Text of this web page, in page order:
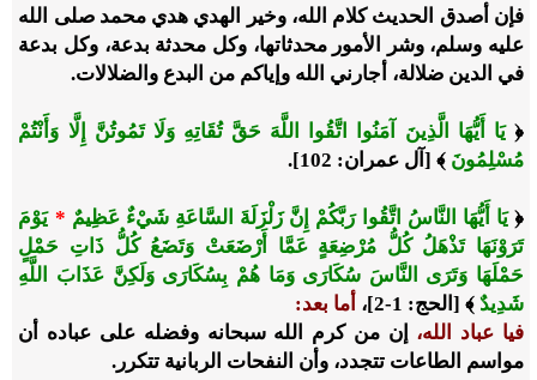
فإن أصدق الحديث كلام الله، وخير الهدي هدي محمد صلى الله
عليه وسلم، وشر الأمور محدثاتها، وكل محدثة بدعة، وكل بدعة
في الدين ضلالة، أجارني الله وإياكم من البدع والضلالات.
﴿يَا أَيُّهَا الَّذِينَ آمَنُوا اتَّقُوا اللَّهَ حَقَّ تُقَاتِهِ وَلَا تَمُوتُنَّ إِلَّا وَأَنْتُمْ
مُسْلِمُونَ ﴾ [آل عمران: 102].
﴿يَا أَيُّهَا النَّاسُ اتَّقُوا رَبَّكُمْ إِنَّ زَلْزَلَةَ السَّاعَةِ شَيْءٌ عَظِيمٌ * يَوْمَ
تَرَوْنَهَا تَذْهَلُ كُلُّ مُرْضِعَةٍ عَمَّا أَرْضَعَتْ وَتَضَعُ كُلُّ ذَاتِ حَمْلٍ
حَمْلَهَا وَتَرَى النَّاسَ سُكَارَى وَمَا هُمْ بِسُكَارَى وَلَكِنَّ عَذَابَ اللَّهِ
شَدِيدٌ ﴾ [الحج: 1-2]،
أما بعد:
فيا عباد الله، إن من كرم الله سبحانه وفضله على عباده أن
مواسم الطاعات تتجدد، وأن النفحات الربانية تتكرر.